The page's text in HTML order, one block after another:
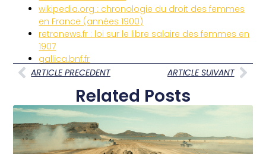
wikipedia.org : chronologie du droit des femmes
en France (années 1900)
retronews.fr : loi sur le libre salaire des femmes en
1907
gallica.bnf.fr
ARTICLE PRECEDENT
ARTICLE SUIVANT
Related Posts